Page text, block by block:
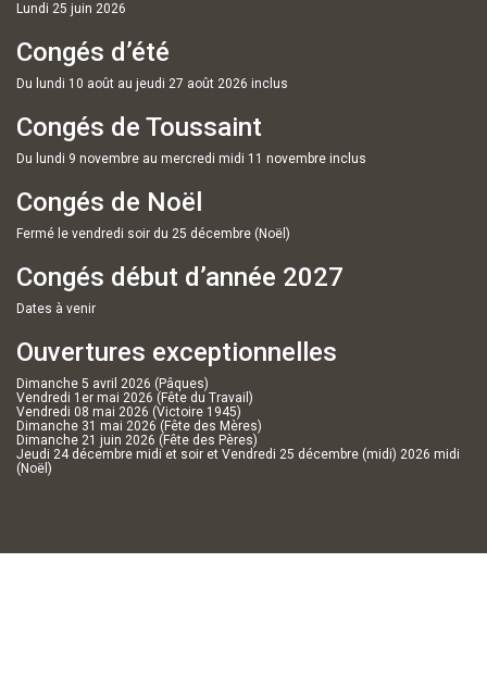
Lundi 25 juin 2026
Congés d’été
Du lundi 10 août au jeudi 27 août 2026 inclus
Congés de Toussaint
Du lundi 9 novembre au mercredi midi 11 novembre inclus
Congés de Noël
Fermé le vendredi soir du 25 décembre (Noël)
Congés début d’année 2027
Dates à venir
Ouvertures exceptionnelles
Dimanche 5 avril 2026 (Pâques)
Vendredi 1er mai 2026 (Fête du Travail)
Vendredi 08 mai 2026 (Victoire 1945)
Dimanche 31 mai 2026 (Fête des Mères)
Dimanche 21 juin 2026 (Fête des Pères)
Jeudi 24 décembre midi et soir et Vendredi 25 décembre (midi) 2026 midi
(Noël)